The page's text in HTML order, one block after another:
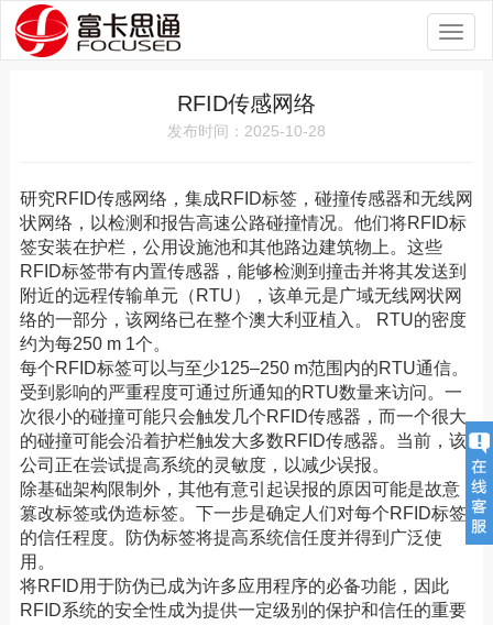
RFID传感网络
发布时间：2025-10-28
研究RFID传感网络，集成RFID标签，碰撞传感器和无线网
状网络，以检测和报告高速公路碰撞情况。他们将RFID标
签安装在护栏，公用设施池和其他路边建筑物上。这些
RFID标签带有内置传感器，能够检测到撞击并将其发送到
附近的远程传输单元（RTU），该单元是广域无线网状网
络的一部分，该网络已在整个澳大利亚植入。 RTU的密度
约为每250 m 1个。
每个RFID标签可以与至少125–250 m范围内的RTU通信。
受到影响的严重程度可通过所通知的RTU数量来访问。一
次很小的碰撞可能只会触发几个RFID传感器，而一个很大
的碰撞可能会沿着护栏触发大多数RFID传感器。当前，该
公司正在尝试提高系统的灵敏度，以减少误报。
除基础架构限制外，其他有意引起误报的原因可能是故意
篡改标签或伪造标签。下一步是确定人们对每个RFID标签
的信任程度。防伪标签将提高系统信任度并得到广泛使
用。
将RFID用于防伪已成为许多应用程序的必备功能，因此
RFID系统的安全性成为提供一定级别的保护和信任的重要